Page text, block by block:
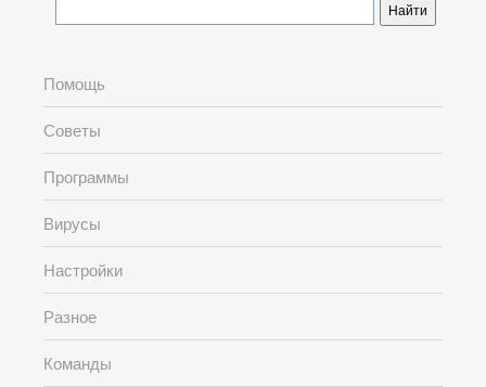
Помощь
Советы
Программы
Вирусы
Настройки
Разное
Команды